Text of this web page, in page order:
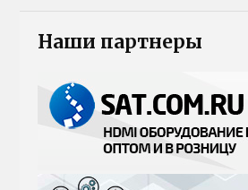
Наши партнеры